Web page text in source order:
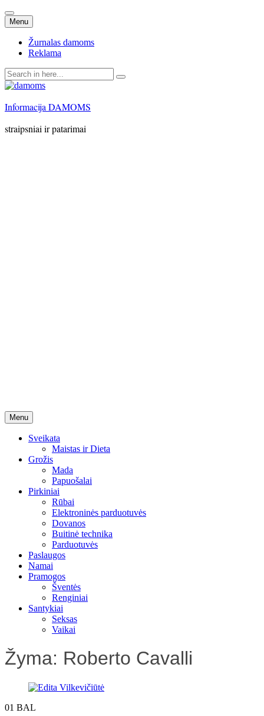
Menu Skip
to
content
Žurnalas damoms
Reklama
Search
for:
Informacija DAMOMS
straipsniai ir patarimai
Menu Skip
to
content
Sveikata
Maistas ir Dieta
Grožis
Mada
Papuošalai
Pirkiniai
Rūbai
Elektroninės parduotuvės
Dovanos
Buitinė technika
Parduotuvės
Paslaugos
Namai
Pramogos
Šventės
Renginiai
Santykiai
Seksas
Vaikai
Žyma: Roberto Cavalli
01 BAL